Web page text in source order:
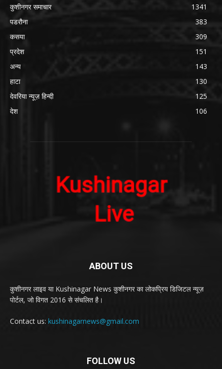
कुशीनगर समाचार
1341
पडरौना
383
कसया
309
प्रदेश
151
अन्य
143
हाटा
130
देवरिया न्यूज़ हिन्दी
125
देश
106
ABOUT US
कुशीनगर लाइव या Kushinagar News कुशीनगर का लोकप्रिय डिजिटल न्यूज़
पोर्टल, जो विगत 2016 से संचलित है।
Contact us: kushinagarnews@gmail.com
FOLLOW US